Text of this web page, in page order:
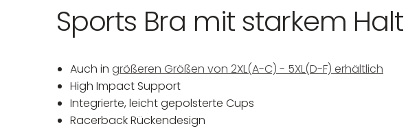
Sports Bra mit starkem Halt
Auch in größeren Größen von 2XL(A-C) - 5XL(D-F) erhältlich
High Impact Support
Integrierte, leicht gepolsterte Cups
Racerback Rückendesign